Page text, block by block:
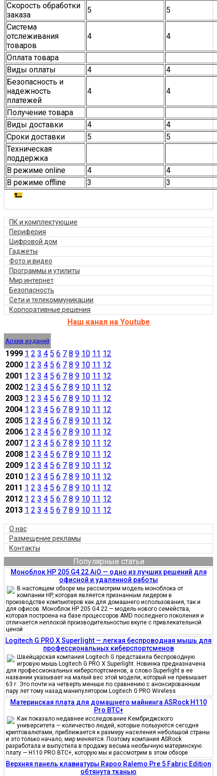
Скорость обработки
заказа
5
5
Система
отслеживания
товаров
4 4
Оплата товара
Виды оплаты
4
4
Безопасность и
надежность
платежей
4 4
Получение товара
Виды доставки
4
4
Сроки доставки
5
5
Техническая
поддержка
В режиме online
4
4
В режиме offline
3 3
ПК и комплектующие
Периферия
Цифровой дом
Гаджеты
Фото и видео
Программы и утилиты
Мир интернет
Безопасность
Сети и телекоммуникации
Корпоративные решения
Наш канал на Youtube
Архив изданий
1999 1 2 3 4 5 6 7 8 9 10 11 12
2000 1 2 3 4 5 6 7 8 9 10 11 12
2001 1 2 3 4 5 6 7 8 9 10 11 12
2002 1 2 3 4 5 6 7 8 9 10 11 12
2003 1 2 3 4 5 6 7 8 9 10 11 12
2004 1 2 3 4 5 6 7 8 9 10 11 12
2005 1 2 3 4 5 6 7 8 9 10 11 12
2006 1 2 3 4 5 6 7 8 9 10 11 12
2007 1 2 3 4 5 6 7 8 9 10 11 12
2008 1 2 3 4 5 6 7 8 9 10 11 12
2009 1 2 3 4 5 6 7 8 9 10 11 12
2010 1 2 3 4 5 6 7 8 9 10 11 12
2011 1 2 3 4 5 6 7 8 9 10 11 12
2012 1 2 3 4 5 6 7 8 9 10 11 12
2013 1 2 3 4 5 6 7 8 9 10 11 12
О нас
Размещение рекламы
Контакты
Популярные статьи
Моноблок HP 205 G4 22 AiO — одно из лучших решений для
офисной и удаленной работы
В настоящем обзоре мы рассмотрим модель моноблока от
компании HP, которая является признанным лидером в
производстве компьютеров как для домашнего использования, так и
для офисов. Моноблок HP 205 G4 22 — модель нового семейства,
которая построена на базе процессоров AMD последнего поколения и
отличается неплохой производительностью вкупе с привлекательной
ценой
Logitech G PRO X Superlight — легкая беспроводная мышь для
профессиональных киберспортсменов
Швейцарская компания Logitech G представила беспроводную
игровую мышь Logitech G PRO X Superlight. Новинка предназначена
для профессиональных киберспортсменов, а слово Superlight в ее
названии указывает на малый вес этой модели, который не превышает
63 г. Это почти на четверть меньше по сравнению с анонсированным
пару лет тому назад манипулятором Logitech G PRO Wireless
Материнская плата для домашнего майнинга ASRock H110
Pro BTC+
Как показало недавнее исследование Кембриджского
университета — количество людей, которые пользуются сегодня
криптовалютами, приближается к размеру населения небольшой страны
и это только начало, мир меняется. Поэтому компания ASRock
разработала и выпустила в продажу весьма необычную материнскую
плату — H110 PRO BTC+, которую мы и рассмотрим в этом обзоре
Верхняя панель клавиатуры Rapoo Ralemo Pre 5 Fabric Edition
обтянута тканью